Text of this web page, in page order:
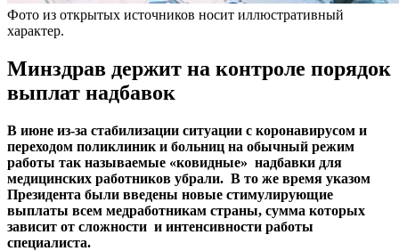
Фото из открытых источников носит иллюстративный
характер.
Минздрав держит на контроле порядок
выплат надбавок
В июне из-за стабилизации ситуации с коронавирусом и
переходом поликлиник и больниц на обычный режим
работы так называемые «ковидные» надбавки для
медицинских работников убрали. В то же время указом
Президента были введены новые стимулирующие
выплаты всем медработникам страны, сумма которых
зависит от сложности и интенсивности работы
специалиста.